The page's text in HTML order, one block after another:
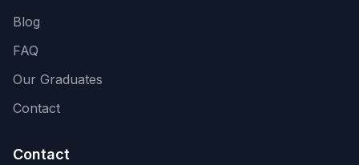
Blog
FAQ
Our Graduates
Contact
Contact